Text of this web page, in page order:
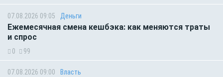
07.08.2026 09:05 Деньги
Ежемесячная смена кешбэка: как меняются траты
и спрос
0 99
07.08.2026 09:00 Власть